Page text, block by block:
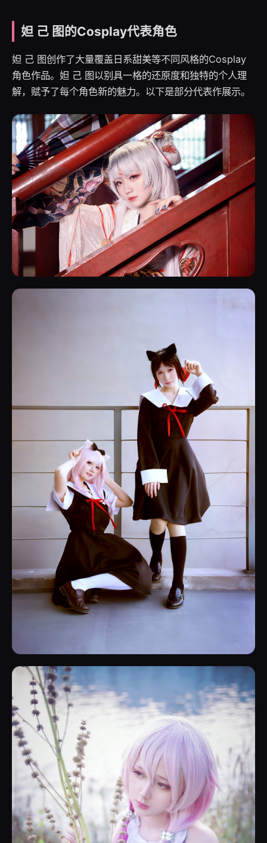
妲 己 图的Cosplay代表角色
妲 己 图创作了大量覆盖日系甜美等不同风格的Cosplay
角色作品。妲 己 图以别具一格的还原度和独特的个人理
解，赋予了每个角色新的魅力。以下是部分代表作展示。